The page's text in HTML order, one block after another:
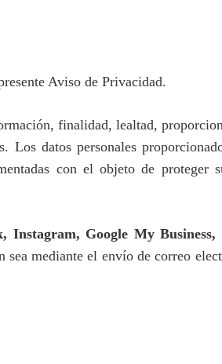
Aviso de Privacidad.
finalidad, lealtad,
Los datos personales
con el objeto de proteger
Instagram, Google My Business,
sea mediante el envío de correo